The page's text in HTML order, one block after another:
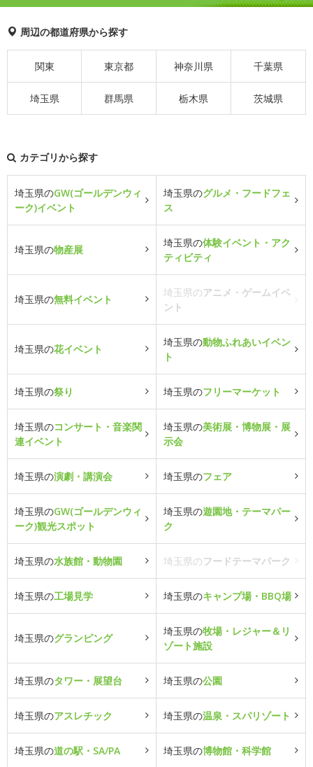
周辺の都道府県から探す
関東 東京都 神奈川県 千葉県
埼玉県 群馬県 栃木県 茨城県
カテゴリから探す
埼玉県のGW(ゴールデンウィ
ーク)イベント
埼玉県のグルメ・フードフェ
ス
埼玉県の物産展
埼玉県の体験イベント・アク
ティビティ
埼玉県の無料イベント
埼玉県のアニメ・ゲームイベ
ント
埼玉県の花イベント
埼玉県の動物ふれあいイベン
ト
埼玉県の祭り 埼玉県のフリーマーケット
埼玉県のコンサート・音楽関
連イベント
埼玉県の美術展・博物展・展
示会
埼玉県の演劇・講演会 埼玉県のフェア
埼玉県のGW(ゴールデンウィ
ーク)観光スポット
埼玉県の遊園地・テーマパー
ク
埼玉県の水族館・動物園 埼玉県のフードテーマパーク
埼玉県の工場見学 埼玉県のキャンプ場・BBQ場
埼玉県のグランピング
埼玉県の牧場・レジャー＆リ
ゾート施設
埼玉県のタワー・展望台 埼玉県の公園
埼玉県のアスレチック 埼玉県の温泉・スパリゾート
埼玉県の道の駅・SA/PA 埼玉県の博物館・科学館